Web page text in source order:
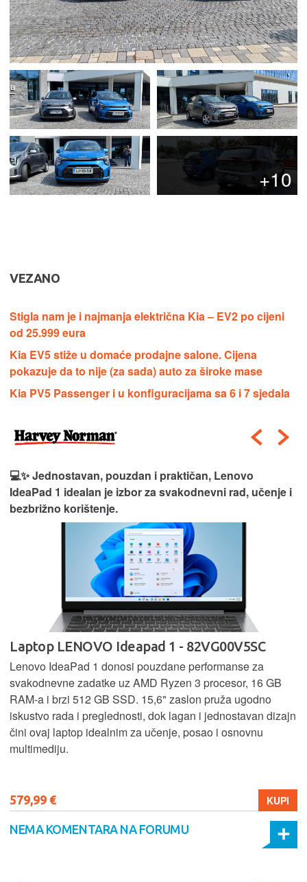
+10
VEZANO
Stigla nam je i najmanja električna Kia – EV2 po cijeni
od 25.999 eura
Kia EV5 stiže u domaće prodajne salone. Cijena
pokazuje da to nije (za sada) auto za široke mase
Kia PV5 Passenger i u konfiguracijama sa 6 i 7 sjedala
💻✨ Jednostavan, pouzdan i praktičan, Lenovo
IdeaPad 1 idealan je izbor za svakodnevni rad, učenje i
bezbrižno korištenje.
Laptop LENOVO Ideapad 1 - 82VG00V5SC
Lenovo IdeaPad 1 donosi pouzdane performanse za
svakodnevne zadatke uz AMD Ryzen 3 procesor, 16 GB
RAM-a i brzi 512 GB SSD. 15,6" zaslon pruža ugodno
iskustvo rada i preglednosti, dok lagan i jednostavan dizajn
čini ovaj laptop idealnim za učenje, posao i osnovnu
multimediju.
579,99 € KUPI
NEMA KOMENTARA NA FORUMU